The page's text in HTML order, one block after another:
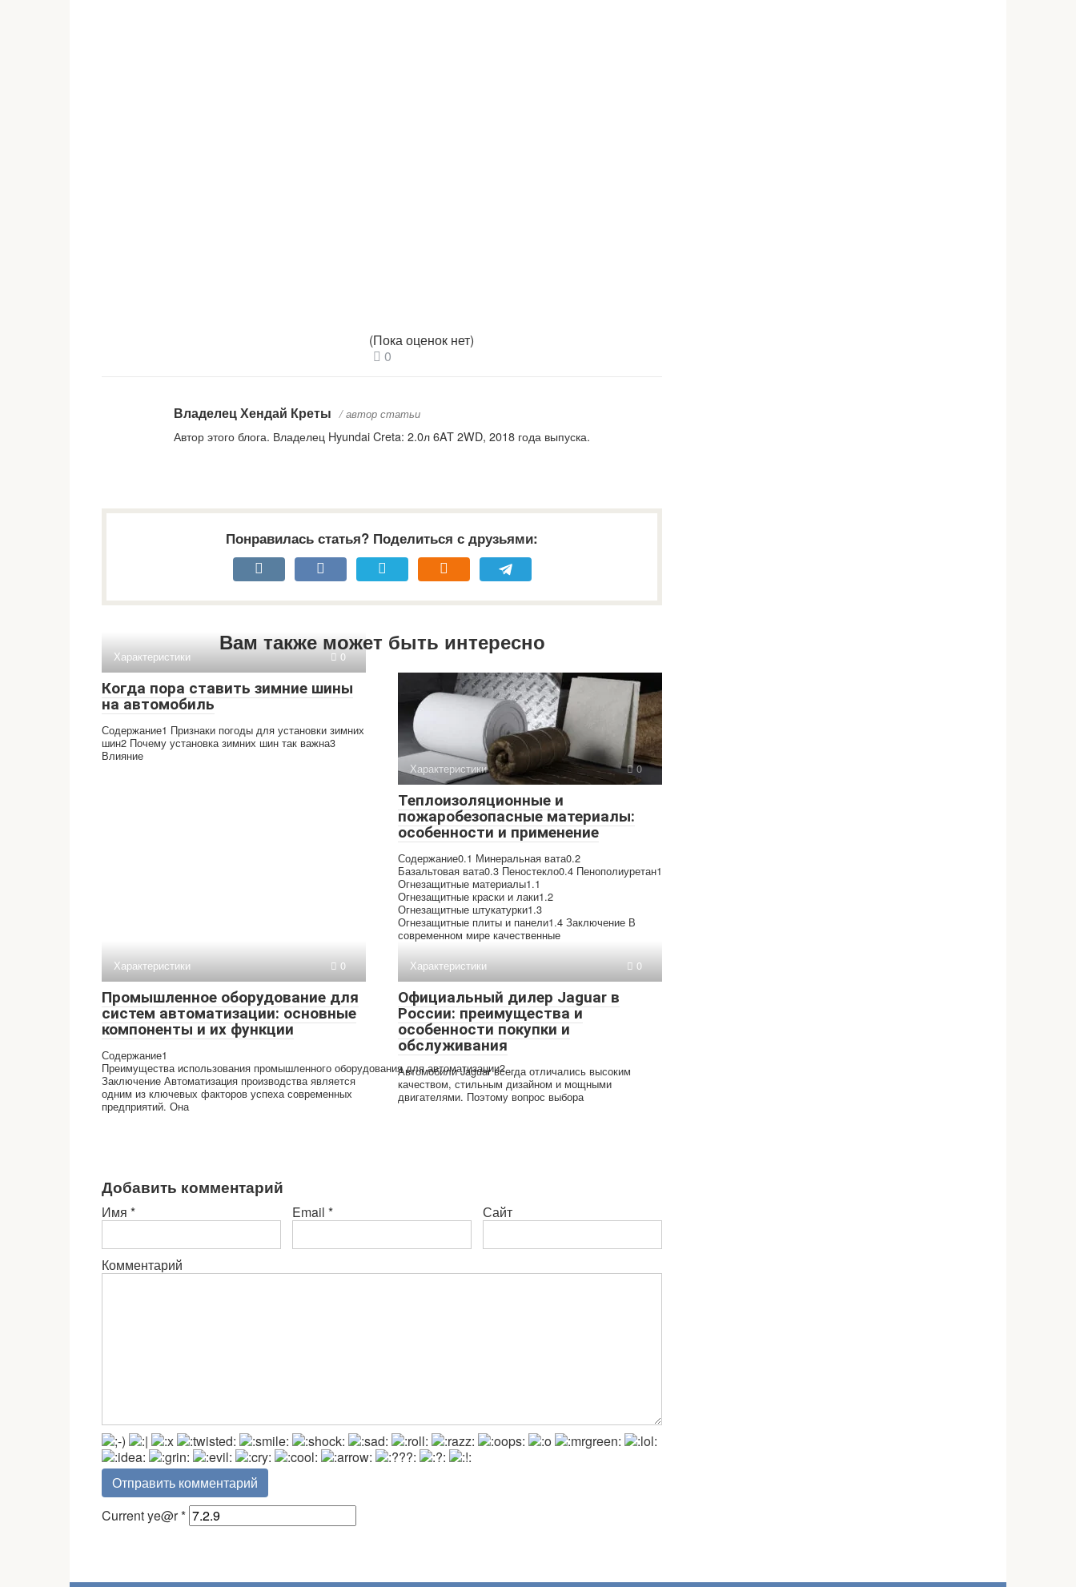
(Пока оценок нет)
0
Владелец Хендай Креты / автор статьи
Автор этого блога. Владелец Hyundai Creta: 2.0л 6AT 2WD, 2018 года выпуска.
Понравилась статья? Поделиться с друзьями:
Вам также может быть интересно
Характеристики 0
Когда пора ставить зимние шины
на автомобиль
Содержание1 Признаки погоды для установки зимних
шин2 Почему установка зимних шин так важна3
Влияние
Характеристики
0
Теплоизоляционные и
пожаробезопасные материалы:
особенности и применение
Содержание0.1 Минеральная вата0.2
Базальтовая вата0.3 Пеностекло0.4 Пенополиуретан1
Огнезащитные материалы1.1
Огнезащитные краски и лаки1.2
Огнезащитные штукатурки1.3
Огнезащитные плиты и панели1.4 Заключение В
современном мире качественные
Характеристики
0
Промышленное оборудование для
систем автоматизации: основные
компоненты и их функции
Содержание1
Преимущества использования промышленного оборудования для автоматизации2
Заключение Автоматизация производства является
одним из ключевых факторов успеха современных
предприятий. Она
Характеристики 0
Официальный дилер Jaguar в
России: преимущества и
особенности покупки и
обслуживания
Автомобили Jaguar всегда отличались высоким
качеством, стильным дизайном и мощными
двигателями. Поэтому вопрос выбора
Добавить комментарий
Имя * Email * Сайт
Комментарий
Current ye@r*